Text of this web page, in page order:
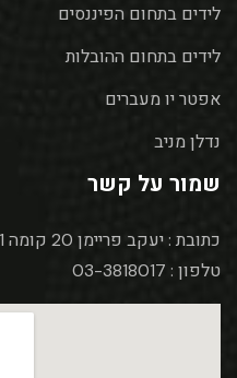
לידים בתחום הפיננסים
לידים בתחום ההובלות
אפטר יו מעברים
נדלן מניב
שמור על קשר
כתובת : יעקב פריימן 20 קומה 1 כניסה 3
טלפון : 03-3818017